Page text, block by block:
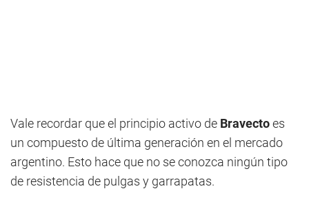
Vale recordar que el principio activo de Bravectoes
un compuesto de última generación en el mercado
argentino. Esto hace que no se conozca ningún tipo
de resistencia de pulgas y garrapatas.